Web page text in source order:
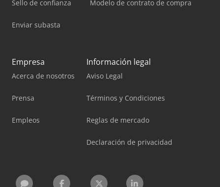
Sello de confianza
Enviar subasta
Modelo de contrato de compra
Empresa
Acerca de nosotros
Prensa
Empleos
Información legal
Aviso Legal
Términos y Condiciones
Reglas de mercado
Declaración de privacidad